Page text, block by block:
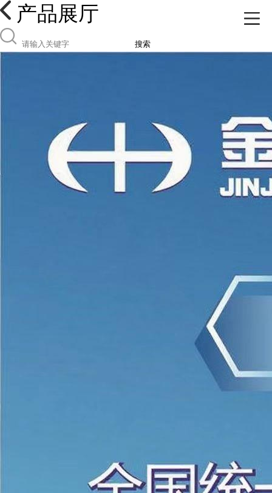
产品展厅
搜索